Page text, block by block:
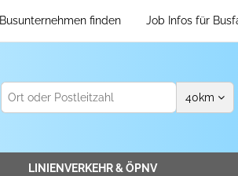
Busunternehmen finden Job Infos für
40km
LINIENVERKEHR& ÖPNV